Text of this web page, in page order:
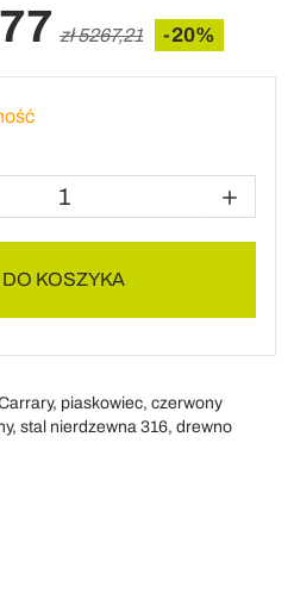
zł 5267,21 -20%
KOSZYKA
piaskowiec, czerwony
stal nierdzewna 316, drewno